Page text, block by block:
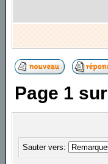
Page 1 sur
Sauter vers: